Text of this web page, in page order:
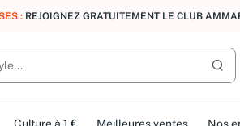
: REJOIGNEZ GRATUITEMENT LE CLUB
Culture à 1 € Meilleures ventes Nos